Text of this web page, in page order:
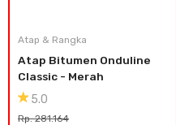
Sanitari &
Besi Profil
Pompa dan
Atap & Rangka
Atap Bitumen Onduline
Classic - Merah
5.0
Rp. 281.164